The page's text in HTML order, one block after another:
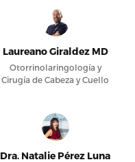
Laureano Giraldez MD
Otorrinolaringología y
Cirugía de Cabeza y Cuello
Dra. Natalie Pérez Luna